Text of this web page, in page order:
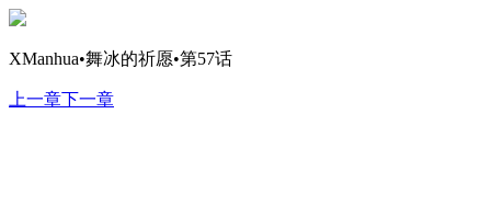
XManhua•舞冰的祈愿•第57话
上一章下一章